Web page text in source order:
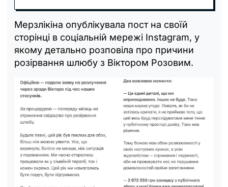
Мерзлікіна опублікувала пост на своїй
сторінці в соціальній мережі Instagram, у
якому детально розповіла про причини
розірвання шлюбу з Віктором Розовим.